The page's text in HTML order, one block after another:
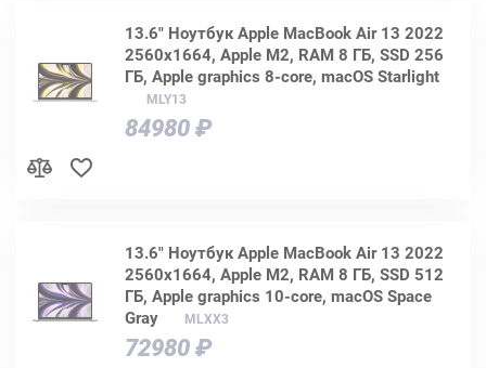
13.6" Ноутбук Apple MacBook Air 13 2022
2560x1664, Apple M2, RAM 8 ГБ, SSD 256
ГБ, Apple graphics 8-core, macOS Starlight
MLY13
84980 ₽
13.6" Ноутбук Apple MacBook Air 13 2022
2560x1664, Apple M2, RAM 8 ГБ, SSD 512
ГБ, Apple graphics 10-core, macOS Space
Gray
MLXX3
72980 ₽